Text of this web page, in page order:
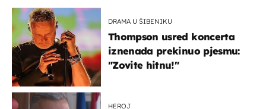
DRAMA U ŠIBENIKU
Thompson usred koncerta
iznenada prekinuo pjesmu:
"Zovite hitnu!"
HEROJ